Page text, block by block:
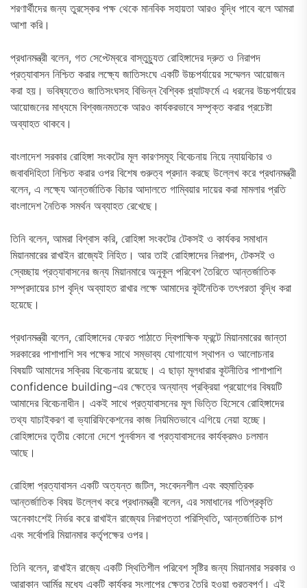
শরণার্থীদের জন্য তুরস্কের পক্ষ থেকে মানবিক সহায়তা আরও বৃদ্ধি পাবে বলে আমরা
আশা করি।
প্রধানমন্ত্রী বলেন, গত সেপ্টেম্বরে বাস্তুচ্যুত রোহিঙ্গাদের দ্রুত ও নিরাপদ
প্রত্যাবাসন নিশ্চিত করার লক্ষ্যে জাতিসংঘে একটি উচ্চপর্যায়ের সম্মেলন আয়োজন
করা হয়। ভবিষ্যতেও জাতিসংঘসহ বিভিন্ন বৈশ্বিক প্ল্যাটফর্মে এ ধরনের উচ্চপর্যায়ের
আয়োজনের মাধ্যমে বিশ্বজনমতকে আরও কার্যকরভাবে সম্পৃক্ত করার প্রচেষ্টা
অব্যাহত থাকবে।
বাংলাদেশ সরকার রোহিঙ্গা সংকটের মূল কারণসমূহ বিবেচনায় নিয়ে ন্যায়বিচার ও
জবাবদিহিতা নিশ্চিত করার ওপর বিশেষ গুরুত্ব প্রদান করছে উল্লেখ করে প্রধানমন্ত্রী
বলেন, এ লক্ষ্যে আন্তর্জাতিক বিচার আদালতে গাম্বিয়ার দায়ের করা মামলার প্রতি
বাংলাদেশ নৈতিক সমর্থন অব্যাহত রেখেছে।
তিনি বলেন, আমরা বিশ্বাস করি, রোহিঙ্গা সংকটের টেকসই ও কার্যকর সমাধান
মিয়ানমারের রাখাইন রাজ্যেই নিহিত। আর তাই রোহিঙ্গাদের নিরাপদ, টেকসই ও
স্বেচ্ছায় প্রত্যাবাসনের জন্য মিয়ানমারে অনুকূল পরিবেশ তৈরিতে আন্তর্জাতিক
সম্প্রদায়ের চাপ বৃদ্ধি অব্যাহত রাখার লক্ষে আমাদের কূটনৈতিক তৎপরতা বৃদ্ধি করা
হয়েছে।
প্রধানমন্ত্রী বলেন, রোহিঙ্গাদের ফেরত পাঠাতে দ্বিপাক্ষিক ফ্রন্টে মিয়ানমারের জান্তা
সরকারের পাশাপাশি সব পক্ষের সাথে সম্ভাব্য যোগাযোগ স্থাপন ও আলোচনার
বিষয়টি আমাদের সক্রিয় বিবেচনায় রয়েছে। এ ছাড়া মূলধারার কূটনীতির পাশাপাশি
confidence building-এর ক্ষেত্রে অন্যান্য প্রক্রিয়া প্রয়োগের বিষয়টি
আমাদের বিবেচনাধীন। একই সাথে প্রত্যাবাসনের মূল ভিত্তি হিসেবে রোহিঙ্গাদের
তথ্য যাচাইকরণ বা ভ্যারিফিকেশনের কাজ নিয়মিতভাবে এগিয়ে নেয়া হচ্ছে।
রোহিঙ্গাদের তৃতীয় কোনো দেশে পুনর্বাসন বা প্রত্যাবাসনের কার্যক্রমও চলমান
আছে।
রোহিঙ্গা প্রত্যাবাসন একটি অত্যন্ত জটিল, সংবেদনশীল এবং বহুমাত্রিক
আন্তর্জাতিক বিষয় উল্লেখ করে প্রধানমন্ত্রী বলেন, এর সমাধানের গতিপ্রকৃতি
অনেকাংশেই নির্ভর করে রাখাইন রাজ্যের নিরাপত্তা পরিস্থিতি, আন্তর্জাতিক চাপ
এবং সর্বোপরি মিয়ানমার কর্তৃপক্ষের ওপর।
তিনি বলেন, রাখাইন রাজ্যে একটি স্থিতিশীল পরিবেশ সৃষ্টির জন্য মিয়ানমার সরকার ও
আরাকান আর্মির মধ্যে একটি কার্যকর সংলাপের ক্ষেত্র তৈরি হওয়া গুরত্বপূর্ণ। এই